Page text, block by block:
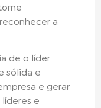
a
de o líder
sólida e
e gerar
e